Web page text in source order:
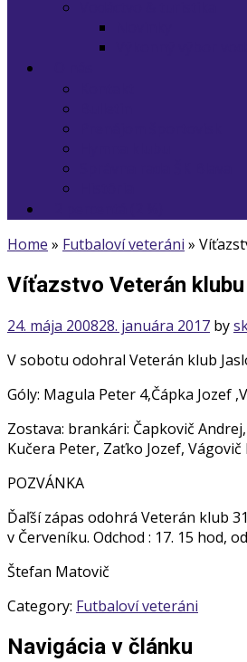
Home » Futbaloví veteráni »
Víťazstvo Veterán klubu
24. mája 200828. januára 2017 by
V sobotu odohral Veterán klub
Góly: Magula Peter 4,Čápka Jozef
Zostava: brankári: Čapkovič
Kučera Peter, Zaťko Jozef,
POZVÁNKA
Ďaľší zápas odohrá Veterán klub
v Červeníku. Odchod : 17. 15 hod,
Štefan Matovič
Category: Futbaloví veteráni
Navigácia v článku